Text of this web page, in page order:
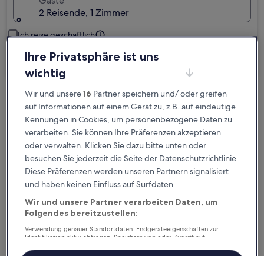
2 Reisende, 1 Zimmer
Ich reise geschäftlich
Suchen
Kostenlose Stornierung bei
Planänderungen
Verdiene Prämien für jede
wahrgenommene Übernachtung
Mehr sparen mit Preisen für Mitglieder
Ihre Privatsphäre ist uns
wichtig
Wir und unsere16 Partner speichern und/ oder greifen
auf Informationen auf einem Gerät zu, z.B. auf eindeutige
Kennungen in Cookies, um personenbezogene Daten zu
verarbeiten. Sie können Ihre Präferenzen akzeptieren
oder verwalten. Klicken Sie dazu bitte unten oder
besuchen Sie jederzeit die Seite der Datenschutzrichtlinie.
Diese Präferenzen werden unseren Partnern signalisiert
und haben keinen Einfluss auf Surfdaten.
Wir und unsere Partner verarbeiten Daten, um
Folgendes bereitzustellen:
Verwendung genauer Standortdaten. Endgeräteeigenschaften zur
Identifikation aktiv abfragen. Speichern von oder Zugriff auf
Inhalte, Messung von Werbeleistung und der Performance von Inhalten,